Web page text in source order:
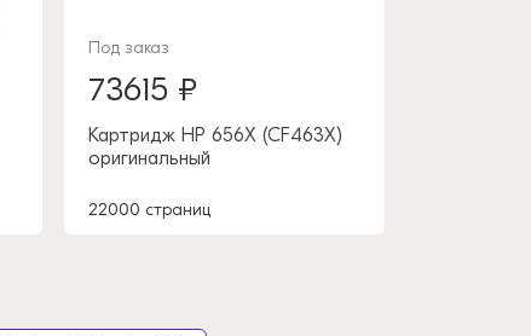
Под заказ
73615 ₽
Картридж HP 656X (CF463X)
оригинальный
22000 страниц